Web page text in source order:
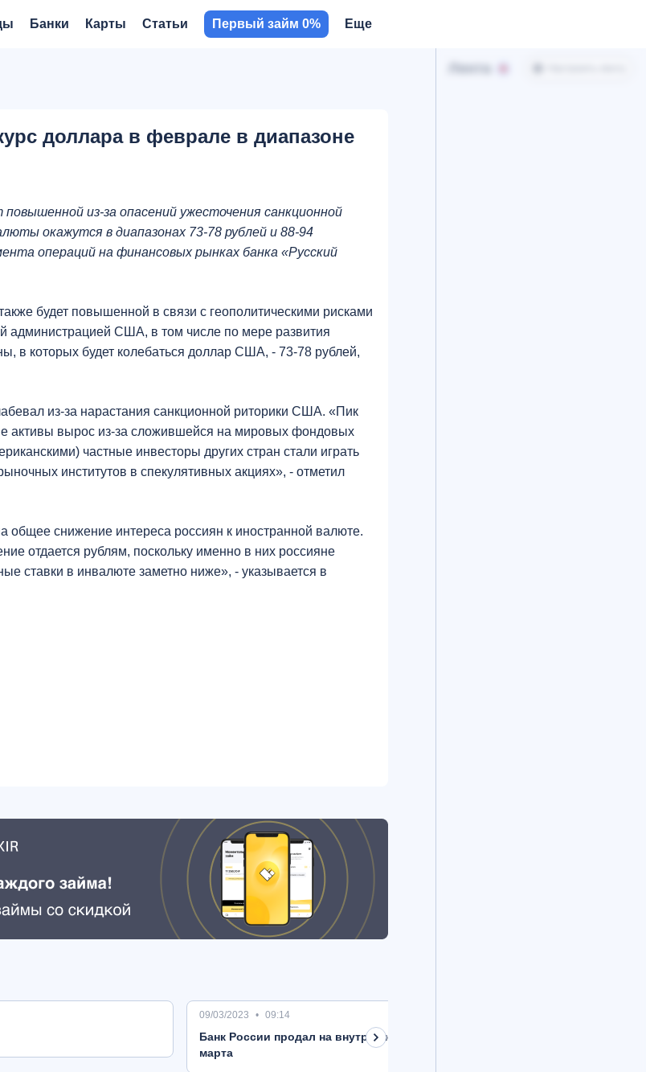
Банки Карты Статьи Первый займ 0% Еще
доллара в феврале в диапазоне
из-за опасений ужесточения санкционной
окажутся в диапазонах 73-78 рублей и 88-94
операций на финансовых рынках банка «Русский
будет повышенной в связи с геополитическими рисками
администрацией США, в том числе по мере развития
в которых будет колебаться доллар США, - 73-78 рублей,
из-за нарастания санкционной риторики США. «Пик
активы вырос из-за сложившейся на мировых фондовых
частные инвесторы других стран стали играть
институтов в спекулятивных акциях», - отметил
снижение интереса россиян к иностранной валюте.
отдается рублям, поскольку именно в них россияне
ставки в инвалюте заметно ниже», - указывается в
09/03/2023 09:14
Банк России продал на внутреннем рынке валюту на 8,9 млрд рублей с
марта
Лента